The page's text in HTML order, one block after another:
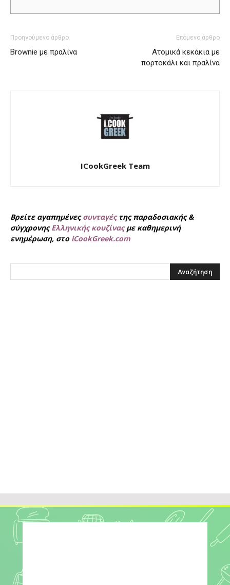
Προηγούμενο άρθρο
Brownie με πραλίνα
Επόμενο άρθρο
Ατομικά κεκάκια με
πορτοκάλι και πραλίνα
ICookGreek Team
Βρείτε αγαπημένεςσυνταγέςτης παραδοσιακής &
σύγχρονηςΕλληνικής κουζίναςμε καθημερινή
ενημέρωση, στο iCookGreek.com